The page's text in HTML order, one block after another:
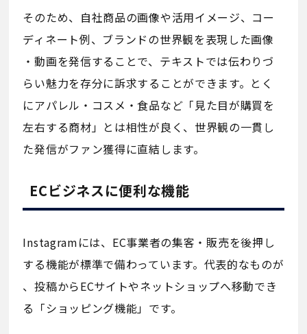
そのため、自社商品の画像や活用イメージ、コー
ディネート例、ブランドの世界観を表現した画像
・動画を発信することで、テキストでは伝わりづ
らい魅力を存分に訴求することができます。とく
にアパレル・コスメ・食品など「見た目が購買を
左右する商材」とは相性が良く、世界観の一貫し
た発信がファン獲得に直結します。
ECビジネスに便利な機能
Instagramには、EC事業者の集客・販売を後押し
する機能が標準で備わっています。代表的なものが
、投稿からECサイトやネットショップへ移動でき
る「ショッピング機能」です。